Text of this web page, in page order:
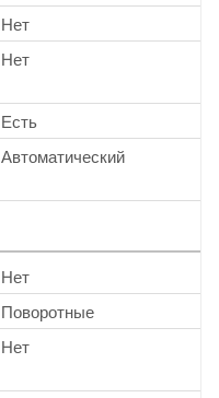
Нет
Нет
Есть
Автоматический
Нет
Поворотные
Нет